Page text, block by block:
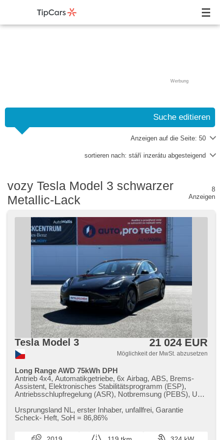
Werbung
Suche editieren
Anzeigen auf die Seite: 50
sortieren nach: stáří inzerátu abgesteigend
vozy Tesla Model 3 schwarzer
Metallic-Lack
8
Anzeigen
Tesla Model 3 21 024 EUR
Möglichkeit der MwSt. abzusetzen
Long Range AWD 75kWh DPH
Antrieb 4x4, Automatikgetriebe, 6x Airbag, ABS, Brems-
Assistent, Elektronisches Stabilitätsprogramm (ESP),
Antriebsschlupfregelung (ASR), Notbremsung (PEBS), Uhr
změny jízdního pruhu, asistent jízdy v jízdním pruhu,
Überwachung der Ermüdung des Fahrers, Servolenkung, 2-
täglich Leuchten, LED denní svícení, Alufelgen,
Ursprungsland NL,​ erster Inhaber,​ unfallfrei,​ Garantie
Scheck​- Heft,​ SoH = 86,​86%